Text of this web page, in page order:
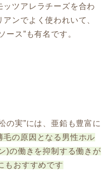
ツアレラチーズを合わ
ンでよく使われいて、
ース”も有名です。
の実”には、亜鉛も豊富に
毛の原因となる男性ホル
)の働きを抑制する働きが
もおすすめです